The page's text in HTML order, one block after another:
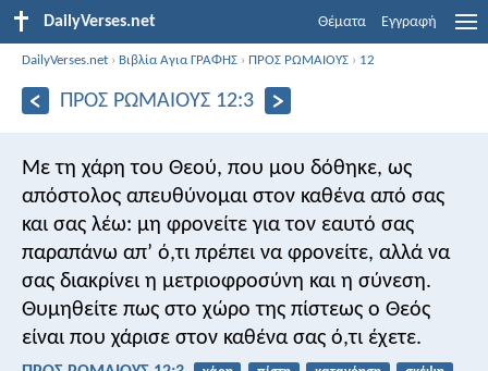
DailyVerses.net Θέματα Εγγραφή
DailyVerses.net › Βιβλία Αγια ΓΡΑΦΗΣ › ΠΡΟΣ ΡΩΜΑΙΟΥΣ › 12
ΠΡΟΣ ΡΩΜΑΙΟΥΣ 12:3
Με τη χάρη του Θεού, που μου δόθηκε, ως
απόστολος απευθύνομαι στον καθένα από σας
και σας λέω: μη φρονείτε για τον εαυτό σας
παραπάνω απ’ ό,τι πρέπει να φρονείτε, αλλά να
σας διακρίνει η μετριοφροσύνη και η σύνεση.
Θυμηθείτε πως στο χώρο της πίστεως ο Θεός
είναι που χάρισε στον καθένα σας ό,τι έχετε.